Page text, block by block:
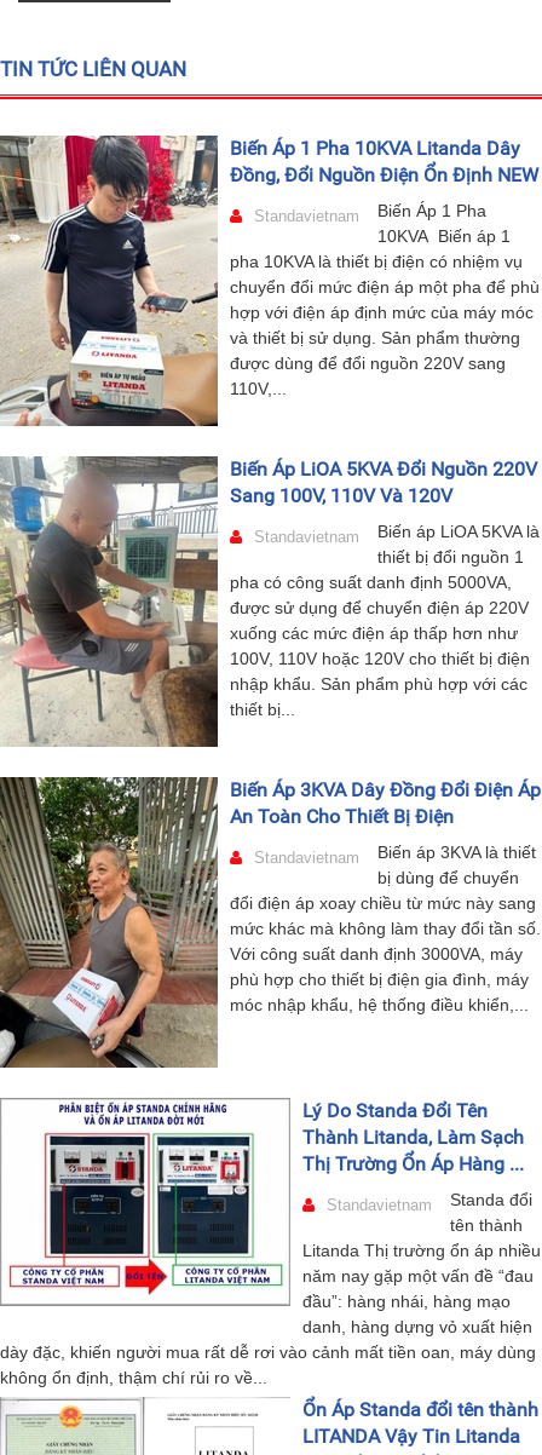
TIN TỨC LIÊN QUAN
Biến Áp 1 Pha 10KVA Litanda Dây
Đồng, Đổi Nguồn Điện Ổn Định NEW
Standavietnam
Biến Áp 1 Pha
10KVA Biến áp 1
pha 10KVA là thiết bị điện có nhiệm vụ
chuyển đổi mức điện áp một pha để phù
hợp với điện áp định mức của máy móc
và thiết bị sử dụng. Sản phẩm thường
được dùng để đổi nguồn 220V sang
110V,...
Biến Áp LiOA 5KVA Đổi Nguồn 220V
Sang 100V, 110V Và 120V
Standavietnam
Biến áp LiOA 5KVA là
thiết bị đổi nguồn 1
pha có công suất danh định 5000VA,
được sử dụng để chuyển điện áp 220V
xuống các mức điện áp thấp hơn như
100V, 110V hoặc 120V cho thiết bị điện
nhập khẩu. Sản phẩm phù hợp với các
thiết bị...
Biến Áp 3KVA Dây Đồng Đổi Điện Áp
An Toàn Cho Thiết Bị Điện
Standavietnam
Biến áp 3KVA là thiết
bị dùng để chuyển
đổi điện áp xoay chiều từ mức này sang
mức khác mà không làm thay đổi tần số.
Với công suất danh định 3000VA, máy
phù hợp cho thiết bị điện gia đình, máy
móc nhập khẩu, hệ thống điều khiển,...
Lý Do Standa Đổi Tên
Thành Litanda, Làm Sạch
Thị Trường Ổn Áp Hàng ...
Standavietnam
Standa đổi
tên thành
Litanda Thị trường ổn áp nhiều
năm nay gặp một vấn đề “đau
đầu”: hàng nhái, hàng mạo
danh, hàng dựng vỏ xuất hiện
dày đặc, khiến người mua rất dễ rơi vào cảnh mất tiền oan, máy dùng
không ổn định, thậm chí rủi ro về...
Ổn Áp Standa đổi tên thành
LITANDA Vậy Tin Litanda